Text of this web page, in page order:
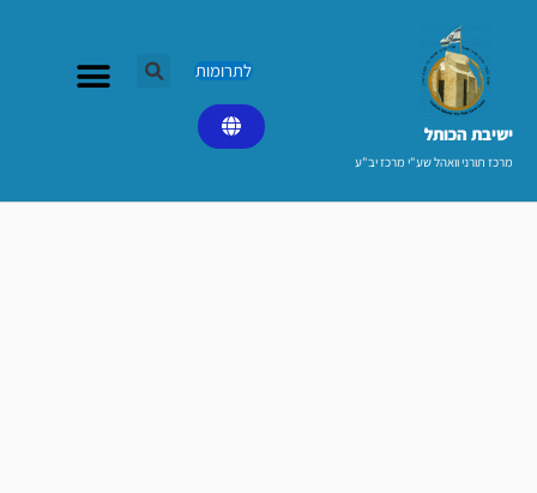
ישיבת הכותל​
מרכז תורני וואהל שע"י מרכז יב"ע
לתרומות